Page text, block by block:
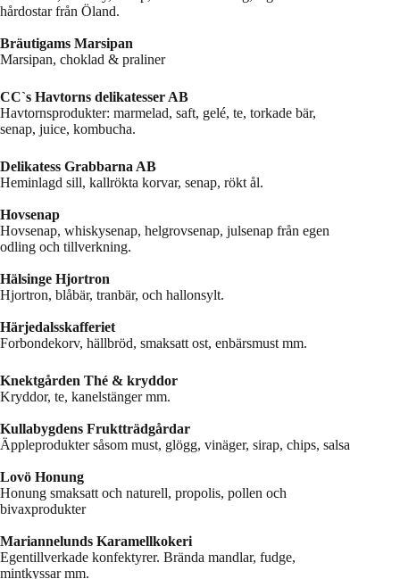
hårdostar från Öland.
Bräutigams Marsipan
Marsipan, choklad & praliner
CC`s Havtorns delikatesser AB
Havtornsprodukter: marmelad, saft, gelé, te, torkade bär,
senap, juice, kombucha.
Delikatess Grabbarna AB
Heminlagd sill, kallrökta korvar, senap, rökt ål.
Hovsenap
Hovsenap, whiskysenap, helgrovsenap, julsenap från egen
odling och tillverkning.
Hälsinge Hjortron
Hjortron, blåbär, tranbär, och hallonsylt.
Härjedalsskafferiet
Forbondekorv, hällbröd, smaksatt ost, enbärsmust mm.
Knektgården Thé & kryddor
Kryddor, te, kanelstänger mm.
Kullabygdens Fruktträdgårdar
Äppleprodukter såsom must, glögg, vinäger, sirap, chips, salsa
Lovö Honung
Honung smaksatt och naturell, propolis, pollen och
bivaxprodukter
Mariannelunds Karamellkokeri
Egentillverkade konfektyrer. Brända mandlar, fudge,
mintkyssar mm.